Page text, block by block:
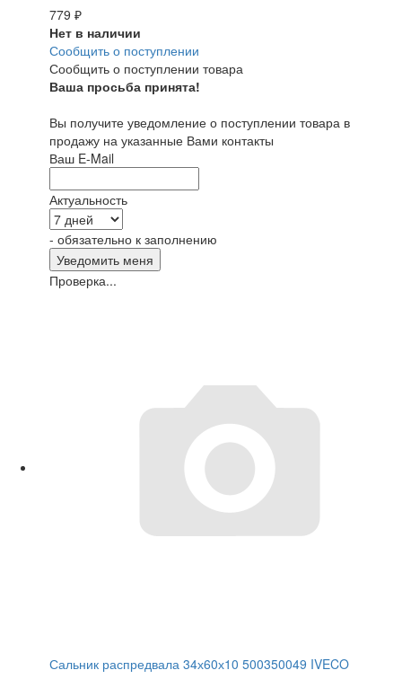
779 ₽
Нет в наличии
Сообщить о поступлении
Сообщить о поступлении товара
Ваша просьба принята!
Вы получите уведомление о поступлении товара в
продажу на указанные Вами контакты
Ваш E-Mail
Актуальность
- обязательно к заполнению
Проверка...
Сальник распредвала 34х60х10 500350049 IVECO